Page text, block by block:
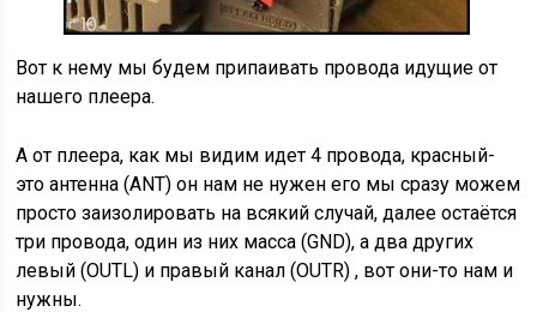
Вот к нему мы будем припаивать провода идущие от
нашего плеера.
А от плеера, как мы видим идет 4 провода, красный-
это антенна (ANT) он нам не нужен его мы сразу можем
просто заизолировать на всякий случай, далее остаётся
три провода, один из них масса (GND), а два других
левый (OUTL) и правый канал (OUTR) , вот они-то нам и
нужны.